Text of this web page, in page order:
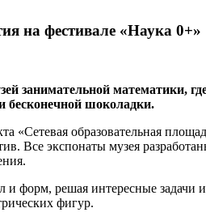
на фестивале «Наука 0+»
занимательной математики,
бесконечной шоколадки.
«Сетевая образовательная
Все экспонаты музея
форм, решая интересные
фигур.